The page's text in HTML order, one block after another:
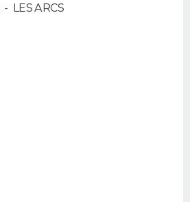
- LES ARCS